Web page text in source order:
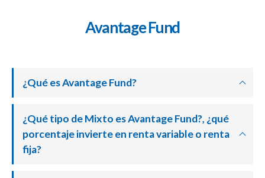
Avantage Fund
¿Qué es Avantage Fund?
¿Qué tipo de Mixto es Avantage Fund?, ¿qué
porcentaje invierte en renta variable o renta
fija?